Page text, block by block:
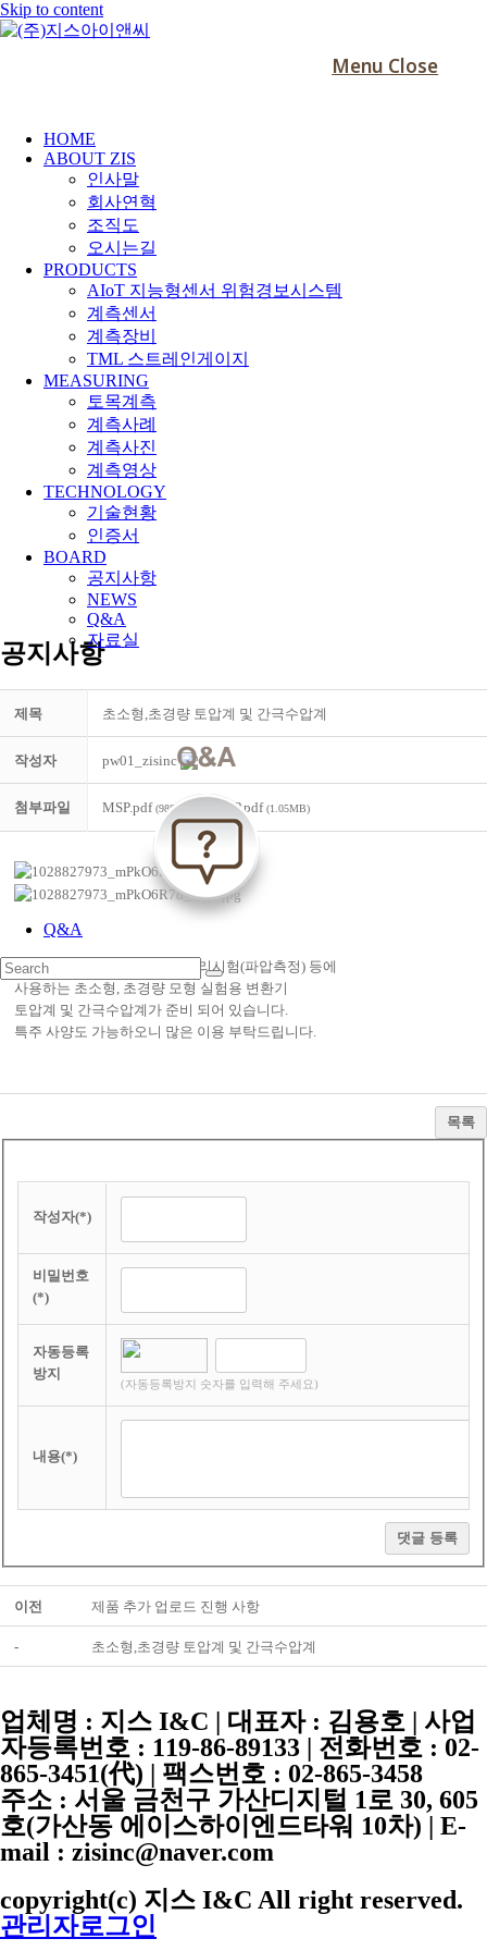
Skip to content
Menu Close
HOME
ABOUT ZIS
인사말
회사연혁
조직도
오시는길
PRODUCTS
AIoT 지능형센서 위험경보시스템
계측센서
계측장비
TML 스트레인게이지
MEASURING
토목계측
계측사례
계측사진
계측영상
TECHNOLOGY
기술현황
인증서
BOARD
공지사항
NEWS
Q&A
자료실
Q&A
공지사항
제목 초소형,초경량 토압계 및 간극수압계
작성자 pw01_zisinc
첨부파일 MSP.pdf(988.7KB) MPP.pdf(1.05MB)
액상화 시험·원심재하시험, 수리시험(파압측정) 등에
사용하는 초소형, 초경량 모형 실험용 변환기
토압계 및 간극수압계가 준비 되어 있습니다.
특주 사양도 가능하오니 많은 이용 부탁드립니다.
목록
작성자(*)
비밀번호
(*)
자동등록
방지
(자동등록방지 숫자를 입력해 주세요)
내용(*)
댓글 등록
이전 제품 추가 업로드 진행 사항
- 초소형,초경량 토압계 및 간극수압계
업체명 : 지스 I&C | 대표자 : 김용호
| 사업
자등록번호 : 119-86-89133 | 전화번호 : 02-
865-3451(代) | 팩스번호 : 02-865-3458
주소 : 서울 금천구 가산디지털 1로 30, 605
호(가산동 에이스하이엔드타워 10차) | E-
mail : zisinc@naver.com
copyright(c) 지스 I&C All right reserved.
관리자로그인